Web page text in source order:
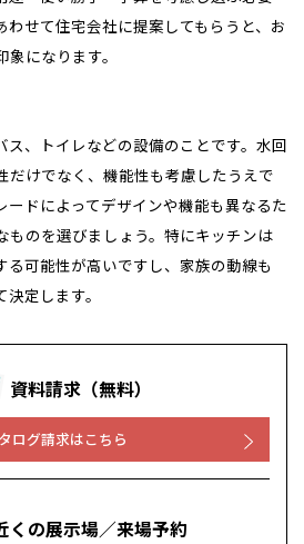
わせて住宅会社に提案してもらうと、お
になります。
ス、トイレなどの設備のことです。水回
だけでなく、機能性も考慮したうえで
ードによってデザインや機能も異なるた
ものを選びましょう。特にキッチンは
る可能性が高いですし、家族の動線も
定します。
資料請求（無料）
ログ請求はこちら
くの展示場／来場予約